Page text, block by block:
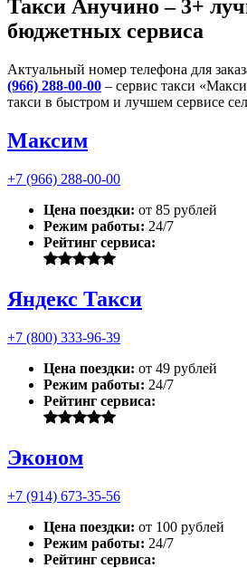
Такси Анучино – 3+
бюджетных сервиса
Актуальный номер телефона для
(966) 288-00-00 – сервис такси
такси в быстром и лучшем сервисе
Максим
+7 (966) 288-00-00
Цена поездки: от 85 рублей
Режим работы: 24/7
Рейтинг сервиса:
Яндекс Такси
+7 (800) 333-96-39
Цена поездки: от 49 рублей
Режим работы: 24/7
Рейтинг сервиса:
Эконом
+7 (914) 673-35-56
Цена поездки: от 100 рублей
Режим работы: 24/7
Рейтинг сервиса: